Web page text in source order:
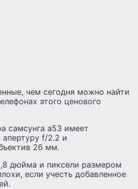
чем сегодня можно найти
этого ценового
самсунга а53 имеет
f/2.2 и
26 мм.
дюйма и пиксели размером
если учесть добавленное